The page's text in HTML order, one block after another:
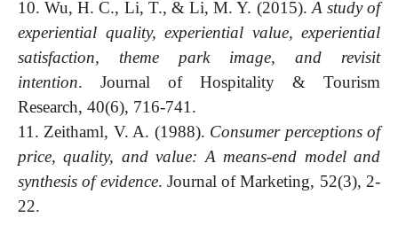
10. Wu, H. C., Li, T., & Li, M. Y. (2015).A study of
experiential quality, experiential value, experiential
satisfaction, theme park image, and revisit
intention. Journal of Hospitality & Tourism
Research, 40(6), 716-741.
11. Zeithaml, V. A. (1988). Consumer perceptions of
price, quality, and value: A means-end model and
synthesis of evidence. Journal of Marketing, 52(3), 2-
22.